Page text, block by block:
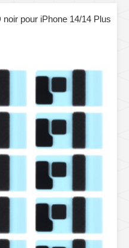
pour iPhone 14/14 Plus